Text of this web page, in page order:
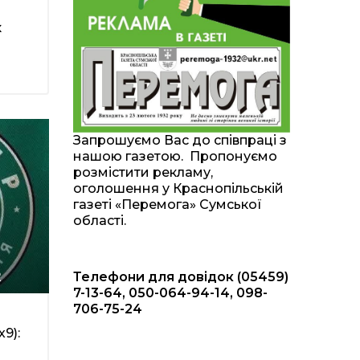
20:00
28 лип
Житлові сертифікати,
підготовка до зими та
підтримка ВПО: підсумки
засідання виконкому
Краснопільської
селищної ради
10:36
28 лип
Валентина Масалітіна:
«Нас тримає віра в
Перемогу і повернення
додому»
10:31
28 лип
Знову біль… Знову
втрата… На щиті
16:57
24 лип
Обмежено придатний,
але безмежно
вмотивований: Як
колишній лісівник став
Запрошуємо Вас до співпраці з
нашою газетою. Пропонуємо
розмістити рекламу,
оголошення у Краснопільській
газеті «Перемога» Сумської
області.
Телефони для довідок (05459)
7-13-64, 050-064-94-14, 098-
706-75-24